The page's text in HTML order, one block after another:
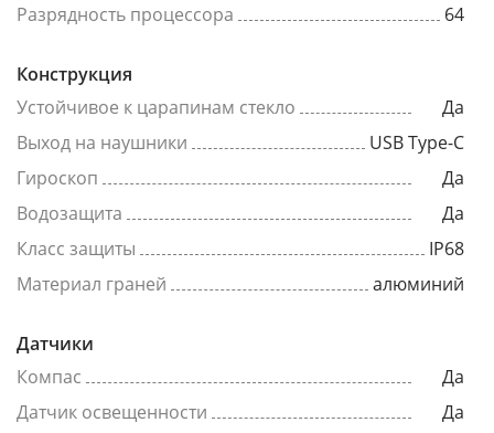
Разрядность процессора
64
Конструкция
Устойчивое к царапинам стекло
Да
Выход на наушники
USB Type-C
Гироскоп
Да
Водозащита
Да
Класс защиты
IP68
Материал граней
алюминий
Датчики
Компас
Да
Датчик освещенности
Да